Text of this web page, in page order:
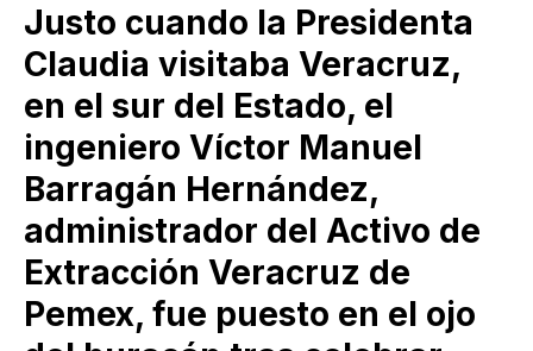
Justo cuando la Presidenta
Claudia visitaba Veracruz,
en el sur del Estado, el
ingeniero Víctor Manuel
Barragán Hernández,
administrador del Activo de
Extracción Veracruz de
Pemex, fue puesto en el ojo